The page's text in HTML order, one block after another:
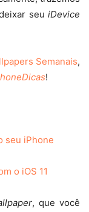
seu iDevice
Semanais,
!
seu iPhone
o iOS 11
, que você